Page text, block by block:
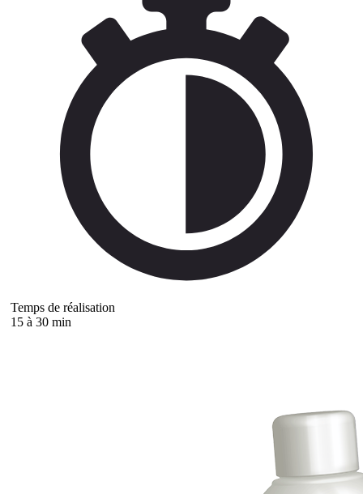
Temps de réalisation
15 à 30 min